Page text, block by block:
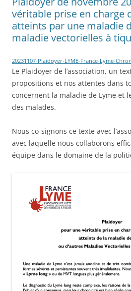
véritable prise en charge
atteints par une maladie
maladie vectorielles à
20231107-Plaidoyer-LYME-France-Lyme-
Le Plaidoyer de l’association, un
propositions et nos attentes dans
concernent la maladie de Lyme et
des malades.
Nous co-signons ce texte avec
avec laquelle nous collaborons
équipe dans le domaine de la